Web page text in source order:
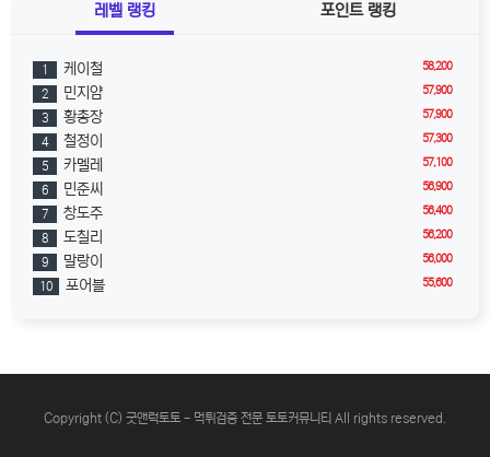
레벨 랭킹 포인트 랭킹
58,200
1 케이철
57,900
2 민지얌
57,900
3 황총장
57,300
4 철정이
57,100
5 카멜레
56,900
6 민준씨
56,400
7 창도주
56,200
8 도칠리
56,000
9 말랑이
55,600
10 포어블
Copyright (C) 굿앤럭토토 - 먹튀검증 전문 토토커뮤니티 All rights reserved.